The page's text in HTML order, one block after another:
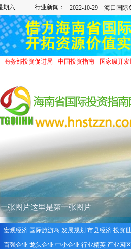
期六 行业新闻：
商务部投资促进局 · 中国投资指南· 国家级开发
张图片这里是第一张图片
宏观经济 国际旅游岛 发展规划 市县经济 投资
百强企业 龙头企业 中小企业 行业精英 产业园区